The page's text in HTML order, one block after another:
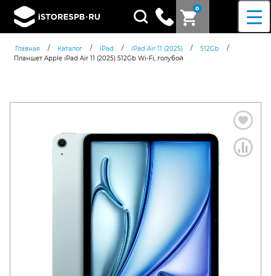
0
Поиск
товаров
Главная / Каталог / iPad / iPad Air 11 (2025) / 512Gb
/
Планшет Apple iPad Air 11 (2025) 512Gb Wi-Fi, голубой
Согласен cполитикой